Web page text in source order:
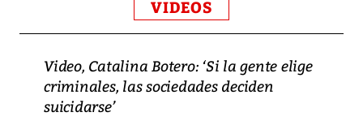
VIDEOS
Video, Catalina Botero: ‘Si la gente elige
criminales, las sociedades deciden
suicidarse’